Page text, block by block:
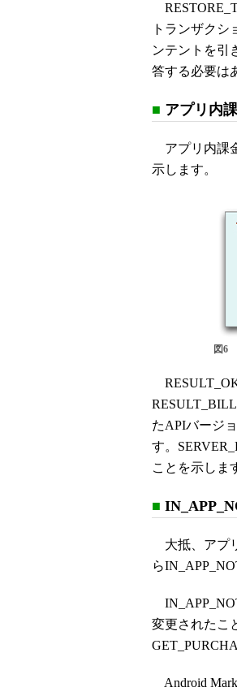
トランザクシ
ンテントを引
答する必要は
■ アプリ内
アプリ内課
示します。
図6
たAPIバージ
す。
ことを示しま
■
大抵、アプ
ら
変更されたこ
Android